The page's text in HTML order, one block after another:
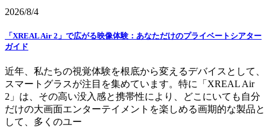
2026/8/4
「XREAL Air 2」で広がる映像体験：あなただけのプライベートシアター
ガイド
近年、私たちの視覚体験を根底から変えるデバイスとして、
スマートグラスが注目を集めています。特に「XREAL Air
2」は、その高い没入感と携帯性により、どこにいても自分
だけの大画面エンターテイメントを楽しめる画期的な製品と
して、多くのユー